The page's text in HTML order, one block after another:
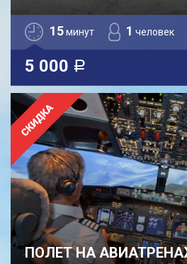
15минут 1 человек
5 000 a
ПОЛЕТ НА